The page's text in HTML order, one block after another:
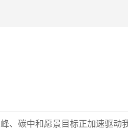
、碳中和愿景目标正加速驱